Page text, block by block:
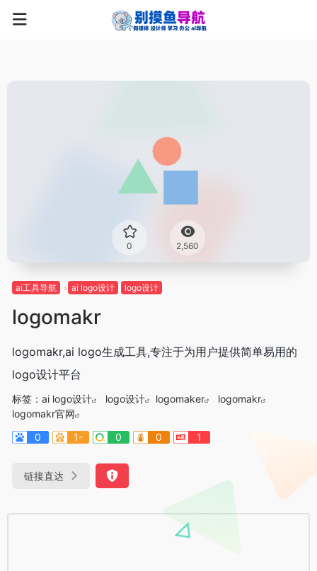
0 2,560
ai工具导航 ai logo设计 logo设计
logomakr
logomakr,ai logo生成工具,专注于为用户提供简单易用的
logo设计平台
标签： ai logo设计 logo设计 logomaker
logomakr
logomakr官网
0
1- 0 0 1
链接直达